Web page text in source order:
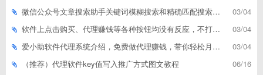
03/04
微信公众号文章搜索助手关键词模糊搜索和精确匹配搜索的区别
03/04
软件上点击购买、代理赚钱等各种按钮均没有反应，不打开相应网址怎么解决
03/04
爱小助软件代理系统介绍，免费做代理赚钱，带你轻松月收入过万
06/16
（推荐）代理软件key值写入推广方式图文教程